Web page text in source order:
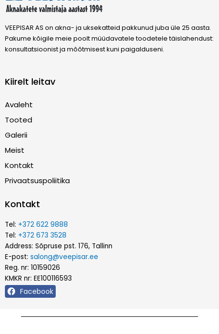
VEEPISAR AS on akna- ja uksekatteid pakkunud juba üle 25 aasta.
Pakume kõigile meie poolt müüdavatele toodetele täislahendust:
konsultatsioonist ja mõõtmisest kuni paigalduseni.
Kiirelt leitav
Avaleht
Tooted
Galerii
Meist
Kontakt
Privaatsuspoliitika
Kontakt
Tel: +372 622 9888
Tel: +372 673 3528
Address: Sõpruse pst. 176, Tallinn
E-post: salong@veepisar.ee
Reg. nr: 10159026
KMKR nr: EE100116593
Facebook